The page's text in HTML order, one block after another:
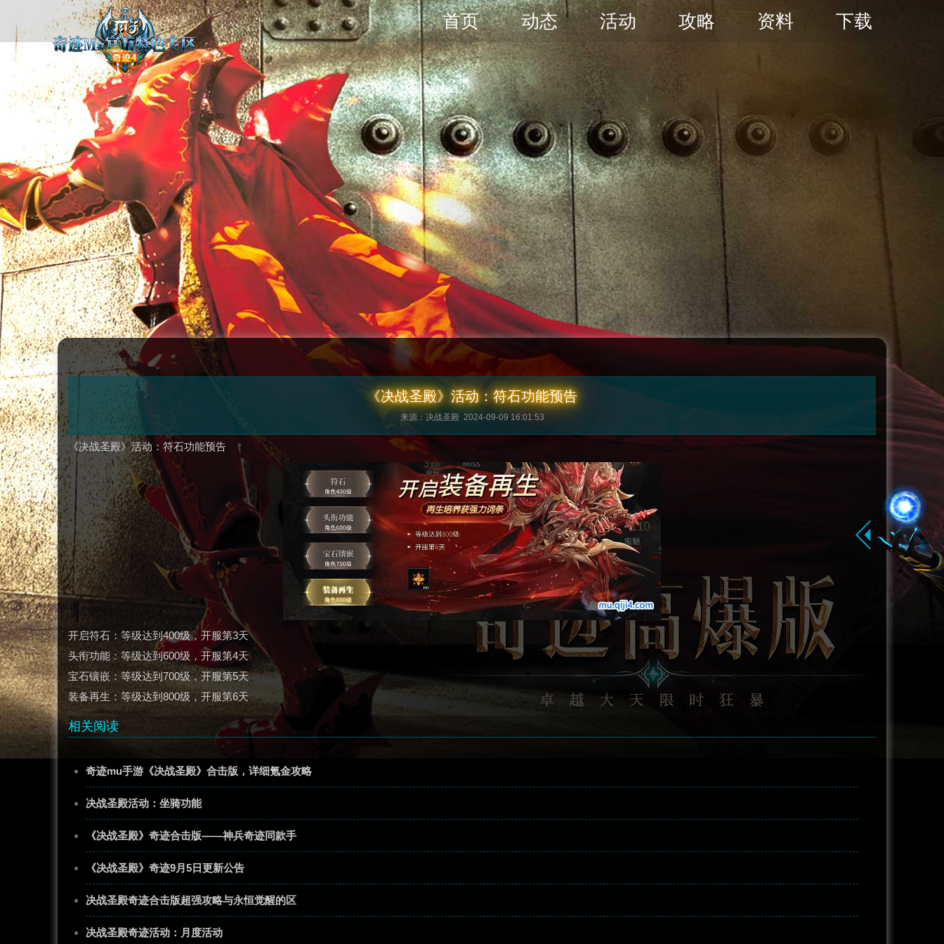
首页 动态 活动 攻略 资料 下载
首页 > 活动
《决战圣殿》活动：符石功能预告
来源：决战圣殿 2024-09-09 16:01:53
《决战圣殿》活动：符石功能预告
开启符石：等级达到400级，开服第3天
头衔功能：等级达到600级，开服第4天
宝石镶嵌：等级达到700级，开服第5天
装备再生：等级达到800级，开服第6天
相关阅读
奇迹mu手游《决战圣殿》合击版，详细氪金攻略
决战圣殿活动：坐骑功能
《决战圣殿》奇迹合击版——神兵奇迹同款手
《决战圣殿》奇迹9月5日更新公告
决战圣殿奇迹合击版超强攻略与永恒觉醒的区
决战圣殿奇迹活动：月度活动